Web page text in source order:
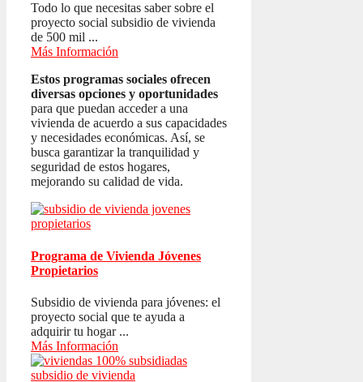
Todo lo que necesitas saber sobre el
proyecto social subsidio de vivienda
de 500 mil ...
Más Información
Estos programas sociales ofrecen
diversas opciones y oportunidades
para que puedan acceder a una
vivienda de acuerdo a sus capacidades
y necesidades económicas. Así, se
busca garantizar la tranquilidad y
seguridad de estos hogares,
mejorando su calidad de vida.
Programa de Vivienda Jóvenes
Propietarios
Subsidio de vivienda para jóvenes: el
proyecto social que te ayuda a
adquirir tu hogar ...
Más Información